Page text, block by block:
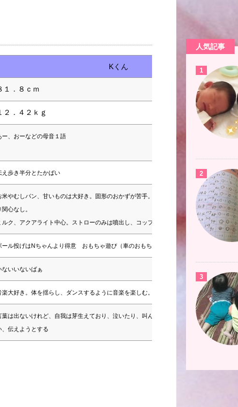
Kくん
１．８ｃｍ
２．４２ｋｇ
ー、おーなどの母音１語
え歩き半分とたかばい
米やむしパン、甘いものは大好き。固形のおかずが苦手。汁物苦手（吐き出す）。食にあま
関心なし。
ルク、アクアライト中心。ストローのみは噴出し、コップ飲みもまだできない。
ール投げはNちゃんより得意 おもちゃ遊び（車のおもちゃや、音楽がなるものが好き）
ないいないばぁ
楽大好き。体を揺らし、ダンスするように音楽を楽しむ。洋楽もOK
葉は出ないけれど、自我は芽生えており、泣いたり、叫んだり、 さらにジェスチャーを使
、伝えようとする
人気記事
1
2
3